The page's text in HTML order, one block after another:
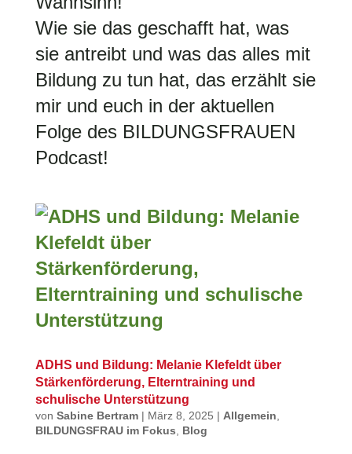
Wie sie das geschafft hat, was
sie antreibt und was das alles mit
Bildung zu tun hat, das erzählt sie
mir und euch in der aktuellen
Folge des BILDUNGSFRAUEN
Podcast!
ADHS und Bildung: Melanie Klefeldt über
Stärkenförderung, Elterntraining und
schulische Unterstützung
von Sabine Bertram| März 8, 2025 | Allgemein
BILDUNGSFRAU im Fokus
Blog